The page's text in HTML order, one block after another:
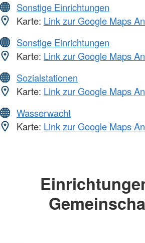
Sonstige Einrichtungen
Karte: Link zur Google Maps
Sonstige Einrichtungen
Karte: Link zur Google Maps
Sozialstationen
Karte: Link zur Google Maps
Wasserwacht
Karte: Link zur Google Maps